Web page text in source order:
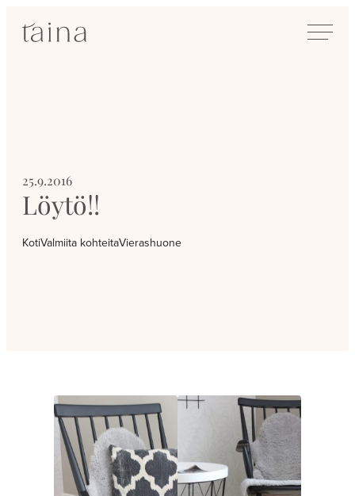
suoraan
SisustusTaina
25.9.2016
Löytö!!
KotiValmiita kohteitaVierashuone